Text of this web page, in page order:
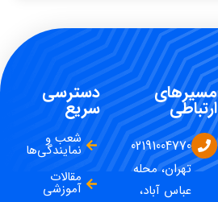
مسیرهای
ارتباطی
02191004770
تهران، محله
عباس آباد،
دسترسی
سریع
شعب و
نمایندگی‌ها
مقالات
آموزشی